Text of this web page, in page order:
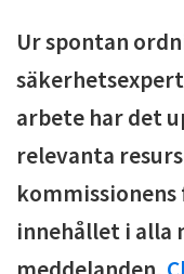
Ur spontan
arbete har det
relevanta
innehållet i alla